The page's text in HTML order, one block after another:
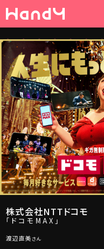
CASTING
GROUP
CSV | CSR
ABOUT US
NEWS
CONTACT
株式会社NTTドコモ
「ドコモMAX」
渡辺直美さん